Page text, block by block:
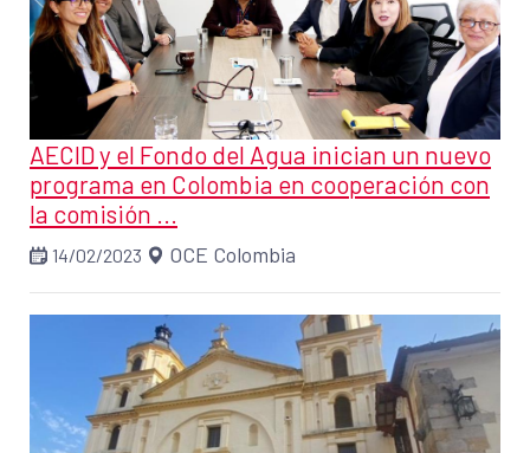
AECID y el Fondo del Agua inician un nuevo
programa en Colombia en cooperación con
la comisión ...
14/02/2023 OCE Colombia